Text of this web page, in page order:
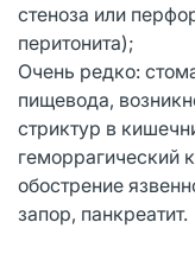
стеноза или
перитонита);
Очень редко:
пищевода,
стриктур в
геморрагический
обострение
запор, панкреатит.